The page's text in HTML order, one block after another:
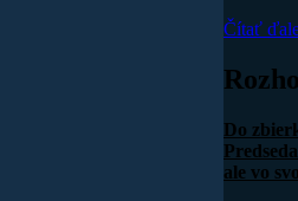
Čítať
Do
ale vo